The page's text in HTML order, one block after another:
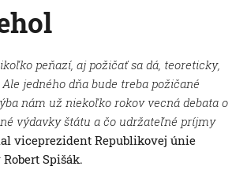
peňazí, aj požičať sa dá, teoreticky,
jedného dňa bude treba požičané
nám už niekoľko rokov vecná debata o
výdavky štátu a čo udržateľné príjmy
viceprezident Republikovej únie
Spišák.